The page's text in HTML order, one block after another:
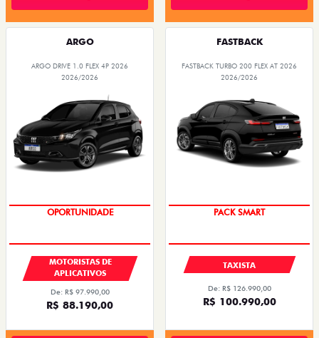
ARGO
ARGO DRIVE 1.0 FLEX 4P 2026
2026/2026
OPORTUNIDADE
MOTORISTAS DE
APLICATIVOS
De: R$ 97.990,00
R$ 88.190,00
FASTBACK
FASTBACK TURBO 200 FLEX AT 2026
2026/2026
PACK SMART
TAXISTA
De: R$ 126.990,00
R$ 100.990,00